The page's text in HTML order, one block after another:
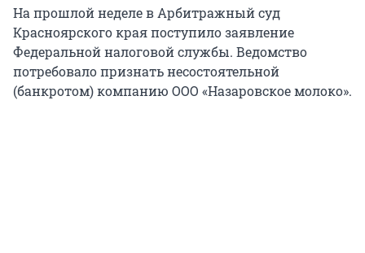
На прошлой неделе в Арбитражный суд
Красноярского края поступило заявление
Федеральной налоговой службы. Ведомство
потребовало признать несостоятельной
(банкротом) компанию ООО «Назаровское молоко».